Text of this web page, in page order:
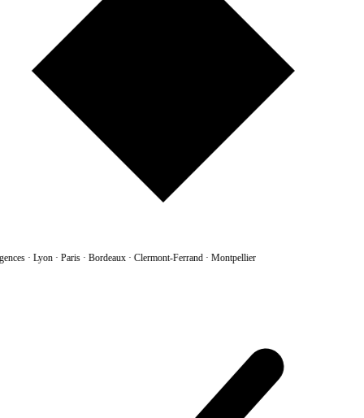
·Lyon · Paris · Bordeaux · Clermont-Ferrand · Montpellier